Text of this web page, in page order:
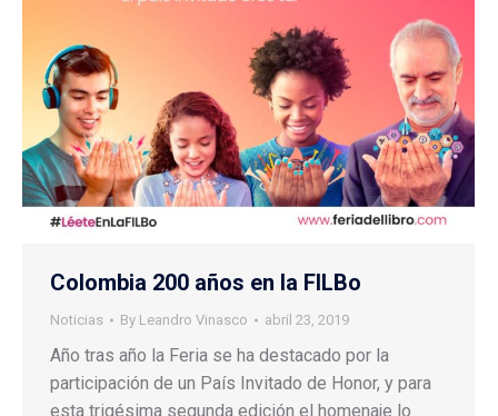
Colombia 200 años en la FILBo
Noticias By Leandro Vinasco abril 23, 2019
Año tras año la Feria se ha destacado por la
participación de un País Invitado de Honor, y para
esta trigésima segunda edición el homenaje lo